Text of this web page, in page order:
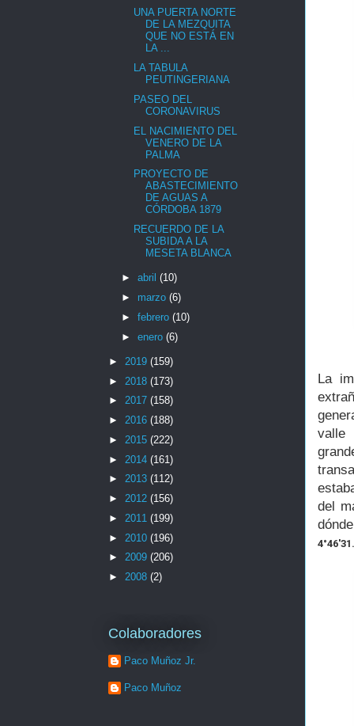
La
valle
del
UNA PUERTA NORTE
DE LA MEZQUITA
QUE NO ESTÁ EN
LA ...
LA TABULA
PEUTINGERIANA
PASEO DEL
CORONAVIRUS
EL NACIMIENTO DEL
VENERO DE LA
PALMA
PROYECTO DE
ABASTECIMIENTO
DE AGUAS A
CÓRDOBA 1879
RECUERDO DE LA
SUBIDA A LA
MESETA BLANCA
► abril (10)
► marzo (6)
► febrero (10)
► enero (6)
► 2019 (159)
► 2018 (173)
► 2017 (158)
► 2016 (188)
► 2015 (222)
► 2014 (161)
► 2013 (112)
► 2012 (156)
► 2011 (199)
► 2010 (196)
► 2009 (206)
► 2008 (2)
Colaboradores
Paco Muñoz Jr.
Paco Muñoz